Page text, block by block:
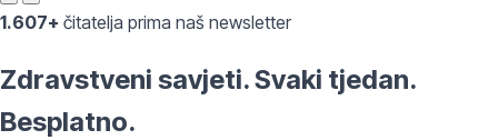
1.607+ čitatelja prima naš newsletter
Zdravstveni savjeti. Svaki tjedan.
Besplatno.